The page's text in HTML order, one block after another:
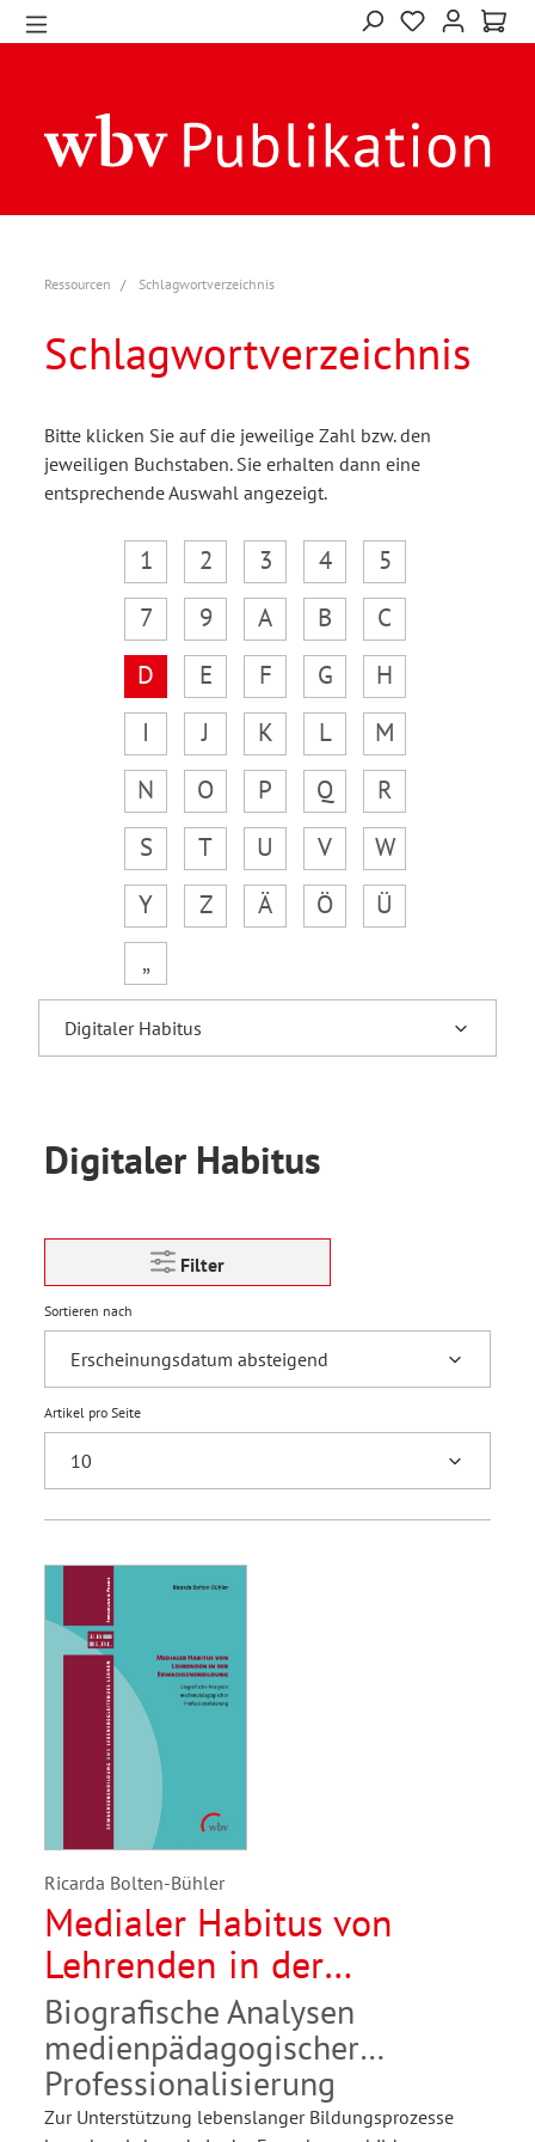
Ressourcen Schlagwortverzeichnis
Schlagwortverzeichnis
Bitte klicken Sie auf die jeweilige Zahl bzw. den
jeweiligen Buchstaben. Sie erhalten dann eine
entsprechende Auswahl angezeigt.
1 2 3 4
5
7
9 A B
C
D
E F G
H
I
J K L
M
N
O P Q
R
S
T U V
W
Y
Z Ä Ö
Ü
„
Digitaler Habitus
Filter
Sortieren nach
Artikel pro Seite
Ricarda Bolten-Bühler
Medialer Habitus von
Lehrenden in der
Erwachsenenbildung
Biografische Analysen
medienpädagogischer
Professionalisierung
Zur Unterstützung lebenslanger Bildungsprozesse